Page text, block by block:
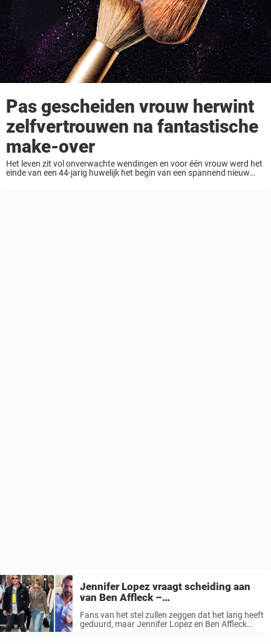
Pas gescheiden vrouw herwint
zelfvertrouwen na fantastische
make-over
Het leven zit vol onverwachte wendingen en voor één vrouw werd het
einde van een 44-jarig huwelijk het begin van een spannend nieuw
Jennifer Lopez vraagt scheiding aan
van Ben Affleck –
belangrijke wendingen
Fans van het stel zullen zeggen dat het lang heeft
geduurd, maar Jennifer Lopez en Ben Affleck